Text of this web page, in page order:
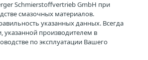
Schmierstoffvertrieb GmbH при
смазочных материалов.
указанных данных. Всегда
указанной производителем в
по эксплуатации Вашего